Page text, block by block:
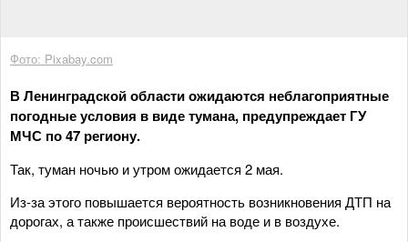
Фото: Pixabay.com
В Ленинградской области ожидаются неблагоприятные
погодные условия в виде тумана, предупреждает ГУ
МЧС по 47 региону.
Так, туман ночью и утром ожидается 2 мая.
Из-за этого повышается вероятность возникновения ДТП на
дорогах, а также происшествий на воде и в воздухе.